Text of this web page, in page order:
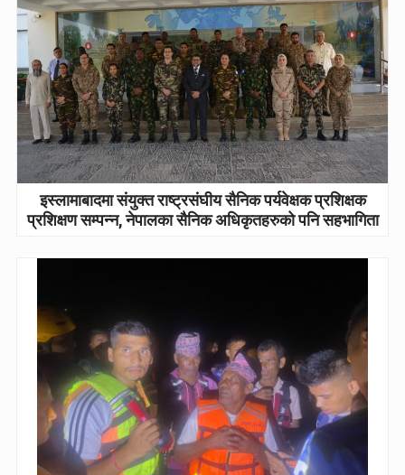
इस्लामाबादमा संयुक्त राष्ट्रसंघीय सैनिक पर्यवेक्षक प्रशिक्षक
प्रशिक्षण सम्पन्न, नेपालका सैनिक अधिकृतहरुको पनि सहभागिता